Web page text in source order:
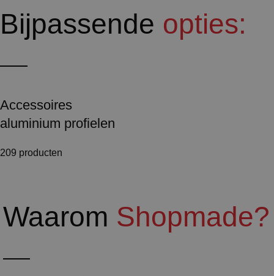
Bijpassende opties:
Accessoires
aluminium profielen
209 producten
Waarom Shopmade?